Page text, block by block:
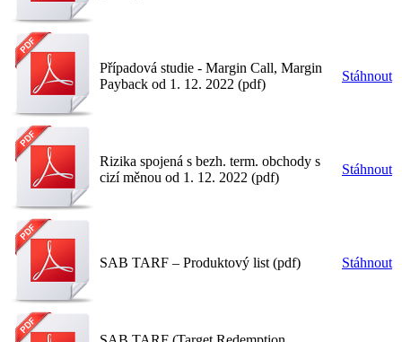
Případová studie - Margin Call, Margin
Payback od 1. 12. 2022 (pdf)
Stáhnout
Rizika spojená s bezh. term. obchody s
cizí měnou od 1. 12. 2022 (pdf)
Stáhnout
SAB TARF – Produktový list (pdf) Stáhnout